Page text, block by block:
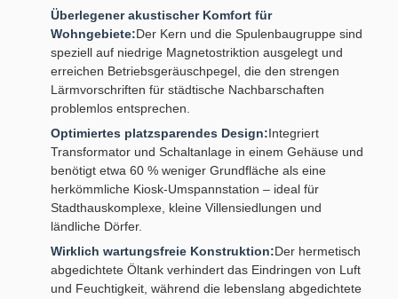
Überlegener akustischer Komfort für
Wohngebiete:Der Kern und die Spulenbaugruppe sind
speziell auf niedrige Magnetostriktion ausgelegt und
erreichen Betriebsgeräuschpegel, die den strengen
Lärmvorschriften für städtische Nachbarschaften
problemlos entsprechen.
Optimiertes platzsparendes Design:Integriert
Transformator und Schaltanlage in einem Gehäuse und
benötigt etwa 60 % weniger Grundfläche als eine
herkömmliche Kiosk-Umspannstation – ideal für
Stadthauskomplexe, kleine Villensiedlungen und
ländliche Dörfer.
Wirklich wartungsfreie Konstruktion:Der hermetisch
abgedichtete Öltank verhindert das Eindringen von Luft
und Feuchtigkeit, während die lebenslang abgedichtete